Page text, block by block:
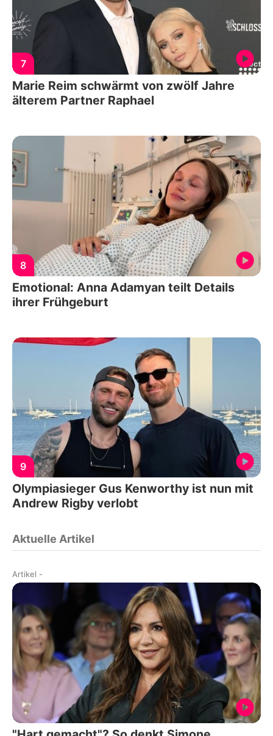
7
Marie Reim schwärmt von zwölf Jahre
älterem Partner Raphael
8
Emotional: Anna Adamyan teilt Details
ihrer Frühgeburt
9
Olympiasieger Gus Kenworthy ist nun mit
Andrew Rigby verlobt
Aktuelle Artikel
Artikel -